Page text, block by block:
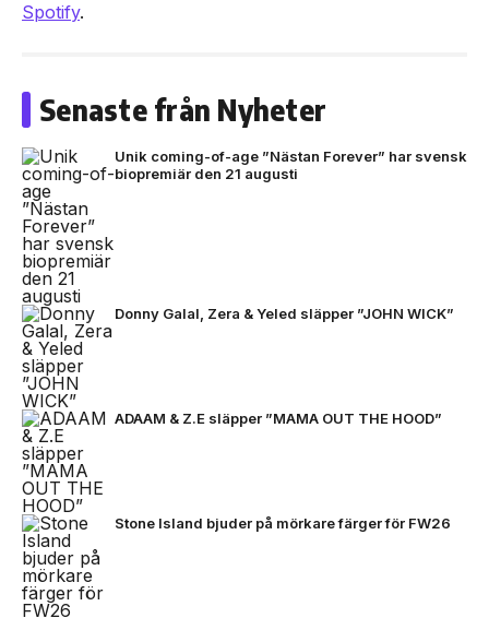
Spotify.
Senaste från Nyheter
Unik coming-of-age ”Nästan Forever” har svensk
biopremiär den 21 augusti
Donny Galal, Zera & Yeled släpper ”JOHN WICK”
ADAAM & Z.E släpper ”MAMA OUT THE HOOD”
Stone Island bjuder på mörkare färger för FW26